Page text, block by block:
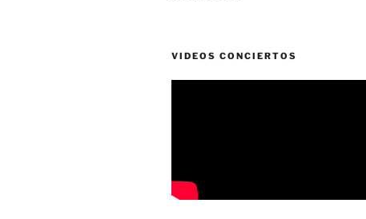
VIDEOS CONCIERTOS